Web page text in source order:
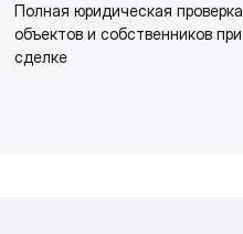
Полная юридическая проверка
объектов и собственников при
сделке